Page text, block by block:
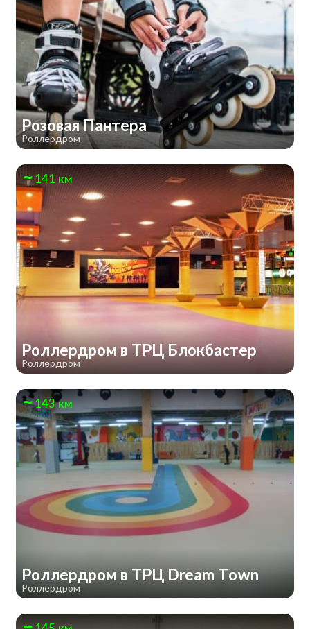
Розовая Пантера
Роллердром
141 км
Роллердром в ТРЦ Блокбастер
Роллердром
143 км
Роллердром в ТРЦ Dream Town
Роллердром